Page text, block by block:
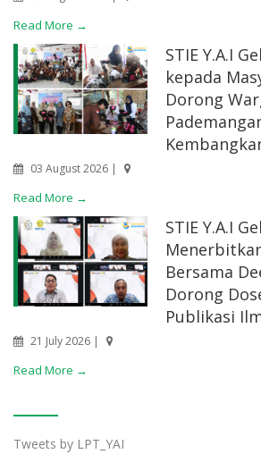
Read More →
STIE Y.A.I
kepada
Dorong
03 August 2026 |
Read More →
STIE Y.A.I
Bersama
Dorong
Publikasi
21 July 2026 |
Read More →
Tweets by LPT_YAI